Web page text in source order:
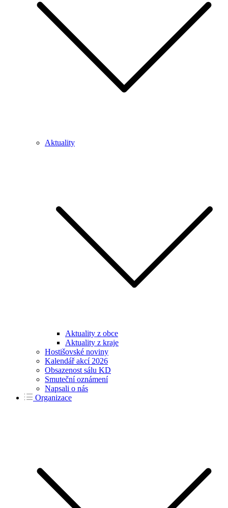
Aktuality
Aktuality z obce
Aktuality z kraje
Hostišovské noviny
Kalendář akcí 2026
Obsazenost sálu KD
Smuteční oznámení
Napsali o nás
Organizace